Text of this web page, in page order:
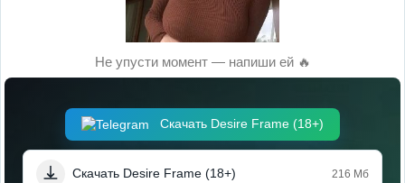
Не упусти момент — напиши ей 🔥
Скачать Desire Frame (18+)
Скачать Desire Frame (18+) 216 Мб